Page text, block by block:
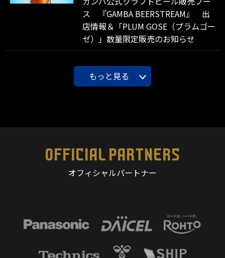
ス 『GAMBA BEERSTREAM』 出
店情報＆「PLUM GOSE（プラムゴー
ゼ）」数量限定販売のお知らせ
もっと見る
OFFICIAL PARTNERS
オフィシャルパートナー